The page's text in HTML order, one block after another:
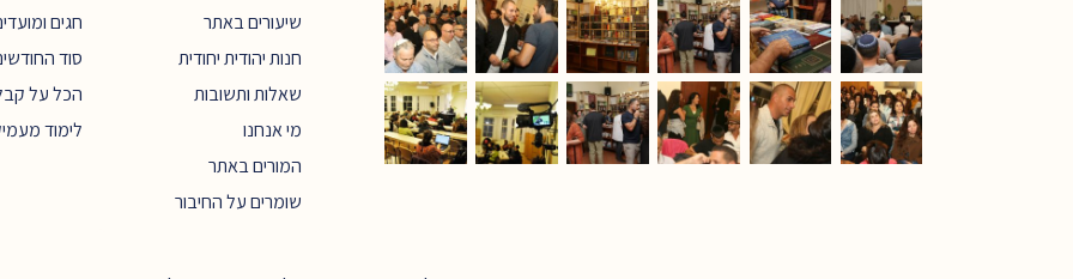
שיעורים באתר
חנות יהודית יחודית
שאלות ותשובות
מי אנחנו
המורים באתר
שומרים על החיבור
חגים
סוד
הכל על
לימוד